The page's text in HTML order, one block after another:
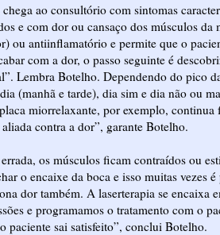
ao consultório com sintomas
e com dor ou cansaço dos músculos da
ou antiinflamatório e permite que o
com a dor, o passo seguinte é
Lembra Botelho. Dependendo do pico
(manhã e tarde), dia sim e dia não ou
miorrelaxante, por exemplo, continua
contra a dor”, garante Botelho.
os músculos ficam contraídos ou
o encaixe da boca e isso muitas vezes
dor também. A laserterapia se encaixa
e programamos o tratamento com o
paciente sai satisfeito”, conclui Botelho.